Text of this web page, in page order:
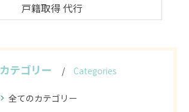
戸籍取得 代行
カテゴリー Categories
全てのカテゴリー